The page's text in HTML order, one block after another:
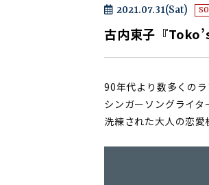
2021.07.31(Sat)
古内東子『
90年代より数多くの
シンガーソングライ
洗練された大人の恋